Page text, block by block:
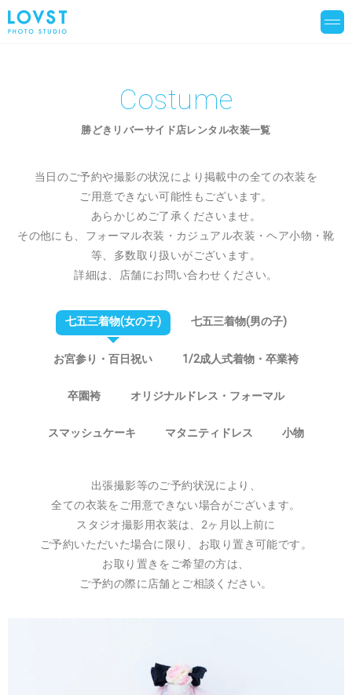
Costume
勝どきリバーサイド店レンタル衣装一覧
当日のご予約や撮影の状況により掲載中の全ての衣装を
ご用意できない可能性もございます。
あらかじめご了承くださいませ。
その他にも、フォーマル衣装・カジュアル衣装・ヘア小物・靴
等、多数取り扱いがございます。
詳細は、店舗にお問い合わせください。
七五三着物(女の子) 七五三着物(男の子)
お宮参り・百日祝い 1/2成人式着物・卒業袴
卒園袴 オリジナルドレス・フォーマル
スマッシュケーキ マタニティドレス 小物
出張撮影等のご予約状況により、
全ての衣装をご用意できない場合がございます。
スタジオ撮影用衣装は、2ヶ月以上前に
ご予約いただいた場合に限り、お取り置き可能です。
お取り置きをご希望の方は、
ご予約の際に店舗とご相談ください。